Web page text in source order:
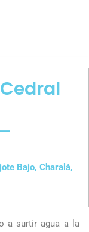
Bajo, Charalá,
a surtir agua a la